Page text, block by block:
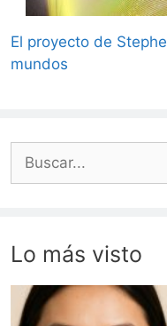
El proyecto de
mundos
Buscar:
Lo más visto